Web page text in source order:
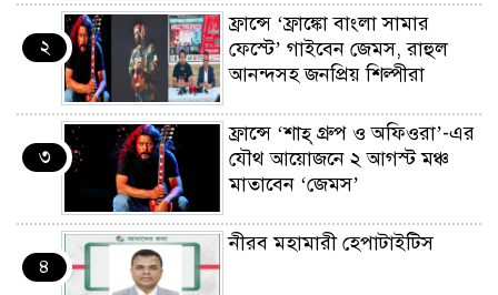
২
ফ্রান্সে ‘ফ্রাঙ্কো বাংলা সামার
ফেস্টে’ গাইবেন জেমস, রাহুল
আনন্দসহ জনপ্রিয় শিল্পীরা
৩
ফ্রান্সে ‘শাহ্ গ্রুপ ও অফিওরা’-এর
যৌথ আয়োজনে ২ আগস্ট মঞ্চ
মাতাবেন ‘জেমস’
৪
নীরব মহামারী হেপাটাইটিস